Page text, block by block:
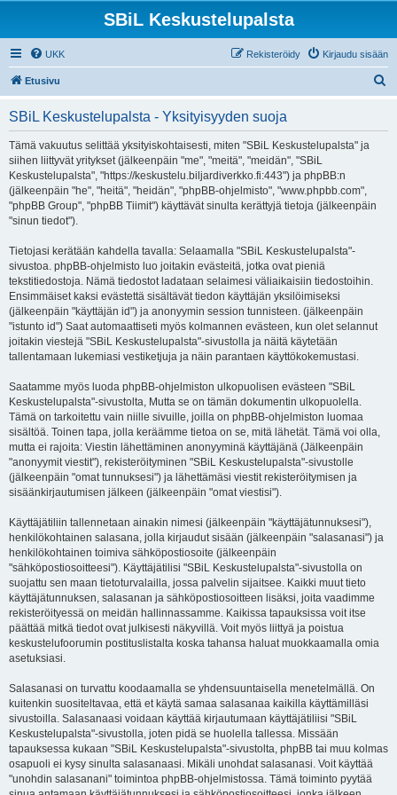
SBiL Keskustelupalsta
UKK Kirjaudu sisään
Rekisteröidy
Etusivu
SBiL Keskustelupalsta - Yksityisyyden suoja
Tämä vakuutus selittää yksityiskohtaisesti, miten "SBiL Keskustelupalsta" ja
siihen liittyvät yritykset (jälkeenpäin "me", "meitä", "meidän", "SBiL
Keskustelupalsta", "https://keskustelu.biljardiverkko.fi:443") ja phpBB:n
(jälkeenpäin "he", "heitä", "heidän", "phpBB-ohjelmisto", "www.phpbb.com",
"phpBB Group", "phpBB Tiimit") käyttävät sinulta kerättyjä tietoja (jälkeenpäin
"sinun tiedot").
Tietojasi kerätään kahdella tavalla: Selaamalla "SBiL Keskustelupalsta"-
sivustoa. phpBB-ohjelmisto luo joitakin evästeitä, jotka ovat pieniä
tekstitiedostoja. Nämä tiedostot ladataan selaimesi väliaikaisiin tiedostoihin.
Ensimmäiset kaksi evästettä sisältävät tiedon käyttäjän yksilöimiseksi
(jälkeenpäin "käyttäjän id") ja anonyymin session tunnisteen. (jälkeenpäin
"istunto id") Saat automaattiseti myös kolmannen evästeen, kun olet selannut
joitakin viestejä "SBiL Keskustelupalsta"-sivustolla ja näitä käytetään
tallentamaan lukemiasi vestiketjuja ja näin parantaen käyttökokemustasi.
Saatamme myös luoda phpBB-ohjelmiston ulkopuolisen evästeen "SBiL
Keskustelupalsta"-sivustolta, Mutta se on tämän dokumentin ulkopuolella.
Tämä on tarkoitettu vain niille sivuille, joilla on phpBB-ohjelmiston luomaa
sisältöä. Toinen tapa, jolla keräämme tietoa on se, mitä lähetät. Tämä voi olla,
mutta ei rajoita: Viestin lähettäminen anonyyminä käyttäjänä (Jälkeenpäin
"anonyymit viestit"), rekisteröityminen "SBiL Keskustelupalsta"-sivustolle
(jälkeenpäin "omat tunnuksesi") ja lähettämäsi viestit rekisteröitymisen ja
sisäänkirjautumisen jälkeen (jälkeenpäin "omat viestisi").
Käyttäjätiliin tallennetaan ainakin nimesi (jälkeenpäin "käyttäjätunnuksesi"),
henkilökohtainen salasana, jolla kirjaudut sisään (jälkeenpäin "salasanasi") ja
henkilökohtainen toimiva sähköpostiosoite (jälkeenpäin
"sähköpostiosoitteesi"). Käyttäjätilisi "SBiL Keskustelupalsta"-sivustolla on
suojattu sen maan tietoturvalailla, jossa palvelin sijaitsee. Kaikki muut tieto
käyttäjätunnuksen, salasanan ja sähköpostiosoitteen lisäksi, joita vaadimme
rekisteröityessä on meidän hallinnassamme. Kaikissa tapauksissa voit itse
päättää mitkä tiedot ovat julkisesti näkyvillä. Voit myös liittyä ja poistua
keskustelufoorumin postituslistalta koska tahansa haluat muokkaamalla omia
asetuksiasi.
Salasanasi on turvattu koodaamalla se yhdensuuntaisella menetelmällä. On
kuitenkin suositeltavaa, että et käytä samaa salasanaa kaikilla käyttämilläsi
sivustoilla. Salasanaasi voidaan käyttää kirjautumaan käyttäjätiliisi "SBiL
Keskustelupalsta"-sivustolla, joten pidä se huolella tallessa. Missään
tapauksessa kukaan "SBiL Keskustelupalsta"-sivustolta, phpBB tai muu kolmas
osapuoli ei kysy sinulta salasanaasi. Mikäli unohdat salasanasi. Voit käyttää
"unohdin salasanani" toimintoa phpBB-ohjelmistossa. Tämä toiminto pyytää